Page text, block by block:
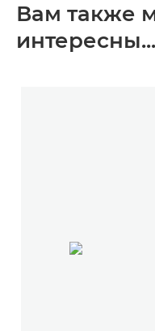
Вам также
интересны...